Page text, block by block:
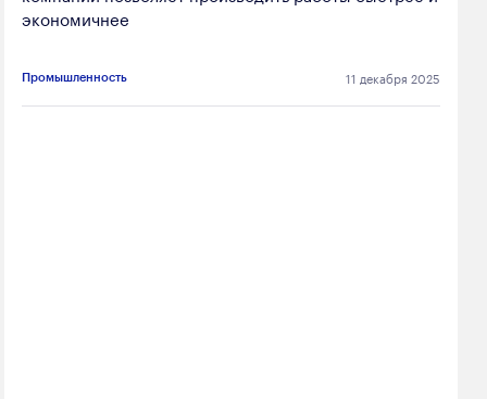
экономичнее
Промышленность 11 декабря 2025